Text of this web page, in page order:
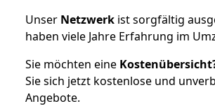
Unser Netzwerk ist sorgfältig
haben viele Jahre Erfahrung im
Sie möchten eine
Sie sich jetzt kostenlose und
Angebote.